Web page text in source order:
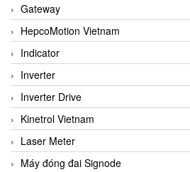
Gateway
HepcoMotion Vietnam
Indicator
Inverter
Inverter Drive
Kinetrol Vietnam
Laser Meter
Máy đóng đai Signode